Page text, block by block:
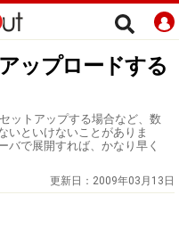
ップロードする
ットアップする場合など、数
いといけないことがありま
バで展開すれば、かなり早く
更新日： 2009年03月13日